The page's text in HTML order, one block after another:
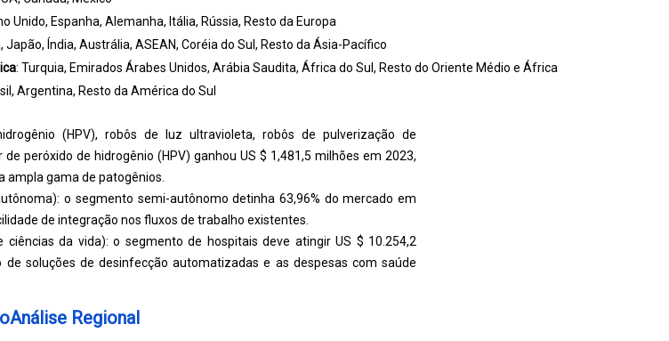
Unido, Espanha, Alemanha, Itália, Rússia, Resto da Europa
Japão, Índia, Austrália, ASEAN, Coréia do Sul, Resto da Ásia-Pacífico
: Turquia, Emirados Árabes Unidos, Arábia Saudita, África do Sul, Resto do Oriente Médio e África
Argentina, Resto da América do Sul
(HPV), robôs de luz ultravioleta, robôs de pulverização de
peróxido de hidrogênio (HPV) ganhou US $ 1,481,5 milhões em 2023,
ampla gama de patogênios.
o segmento semi-autônomo detinha 63,96% do mercado em
de integração nos fluxos de trabalho existentes.
ciências da vida): o segmento de hospitais deve atingir US $ 10.254,2
soluções de desinfecção automatizadas e as despesas com saúde
Regional